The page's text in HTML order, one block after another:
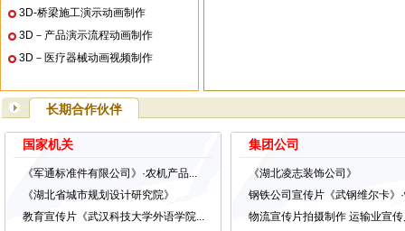
3D-桥梁施工演示动画制作
3D－产品演示流程动画制作
3D－医疗器械动画视频制作
长期合作伙伴
国家机关
《军通标准件有限公司》·农机产品...
《湖北省城市规划设计研究院》
教育宣传片《武汉科技大学外语学院...
集团公司
《湖北凌志装饰公司》
钢铁公司宣传片《武钢维尔卡》
物流宣传片拍摄制作 运输业宣传